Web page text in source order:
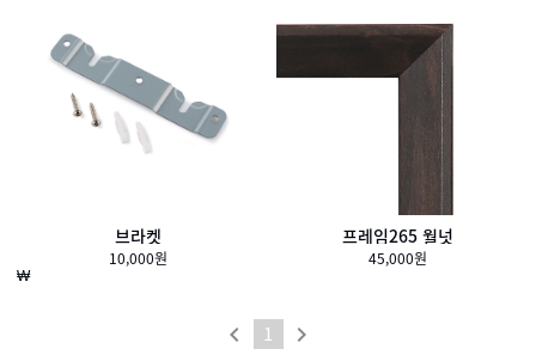
브라켓
10,000원
프레임265 월넛
45,000원
₩
 1 